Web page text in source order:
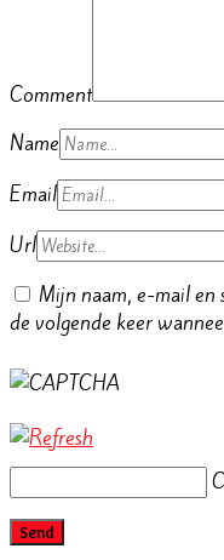
Comment
Name
Email
Url
Mijn naam, e-mail en
de volgende keer